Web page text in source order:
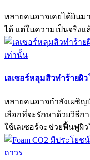
หลายคนอาจเคยได้ยิน
ได้ แต่ในความเป็นจริง
เลเซอร์หลุมสิวทำร้ายผิ
หลายคนอาจกำลังเผชิ
เลือกที่จะรักษาด้วยวิธีก
ใช้เลเซอร์จะช่วยฟื้นฟูผิ